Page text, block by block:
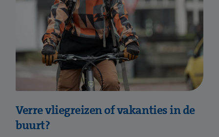
Verre vliegreizen of vakanties in de
buurt?